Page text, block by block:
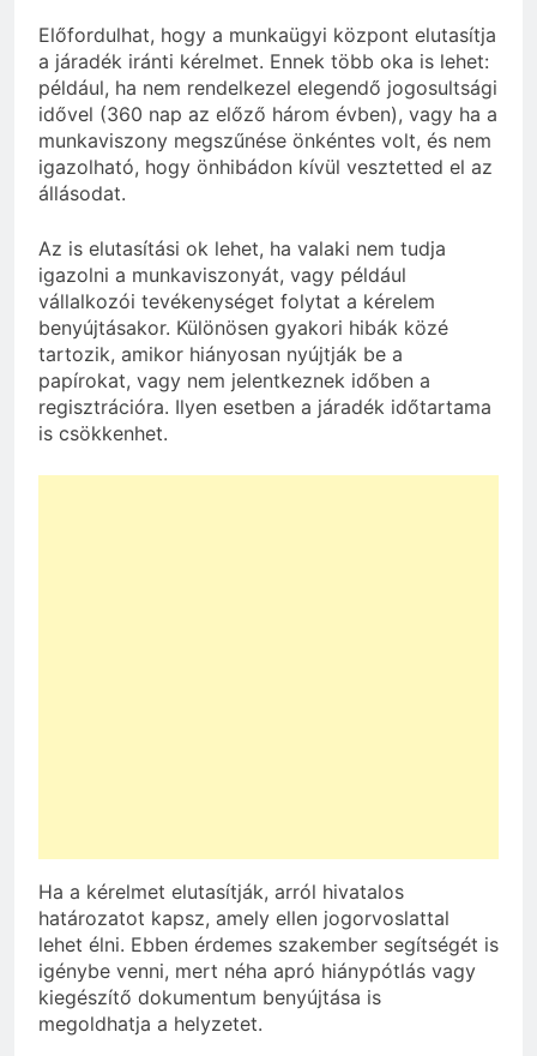
Előfordulhat, hogy a munkaügyi központ elutasítja
a járadék iránti kérelmet. Ennek több oka is lehet:
például, ha nem rendelkezel elegendő jogosultsági
idővel (360 nap az előző három évben), vagy ha a
munkaviszony megszűnése önkéntes volt, és nem
igazolható, hogy önhibádon kívül vesztetted el az
állásodat.
Az is elutasítási ok lehet, ha valaki nem tudja
igazolni a munkaviszonyát, vagy például
vállalkozói tevékenységet folytat a kérelem
benyújtásakor. Különösen gyakori hibák közé
tartozik, amikor hiányosan nyújtják be a
papírokat, vagy nem jelentkeznek időben a
regisztrációra. Ilyen esetben a járadék időtartama
is csökkenhet.
Ha a kérelmet elutasítják, arról hivatalos
határozatot kapsz, amely ellen jogorvoslattal
lehet élni. Ebben érdemes szakember segítségét is
igénybe venni, mert néha apró hiánypótlás vagy
kiegészítő dokumentum benyújtása is
megoldhatja a helyzetet.